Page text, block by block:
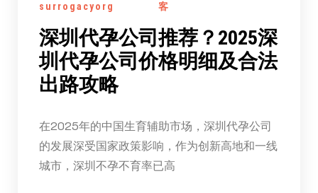
surrogacyorg
客
深圳代孕公司推荐？2025深
圳代孕公司价格明细及合法
出路攻略
在2025年的中国生育辅助市场，深圳代孕公司
的发展深受国家政策影响，作为创新高地和一线
城市，深圳不孕不育率已高